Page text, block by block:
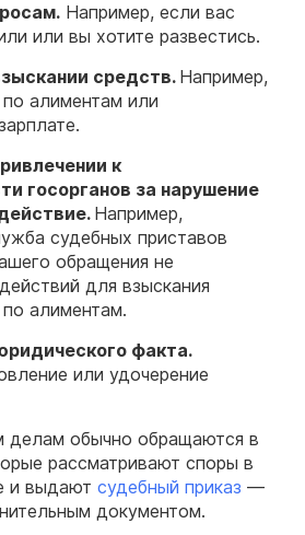
Например, если вас
или вы хотите развестись.
средств. Например,
алиментам или
к
госорганов за нарушение
Например,
судебных приставов
обращения не
для взыскания
алиментам.
факта.
или удочерение
обычно обращаются в
рассматривают споры в
и выдают судебный приказ —
документом.